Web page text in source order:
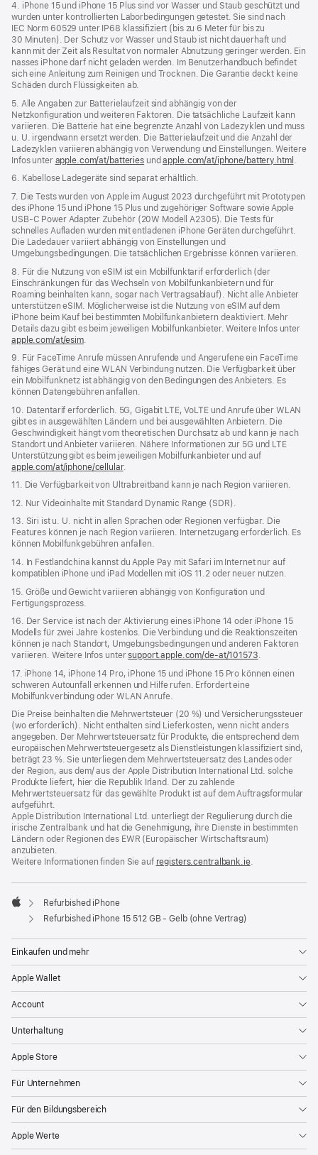
4. iPhone 15 und iPhone 15 Plus sind vor Wasser und Staub geschützt und
wurden unter kontrollierten Laborbedingungen getestet. Sie sind nach
IEC Norm 60529 unter IP68 klassifiziert (bis zu 6 Meter für bis zu
30 Minuten). Der Schutz vor Wasser und Staub ist nicht dauerhaft und
kann mit der Zeit als Resultat von normaler Abnutzung geringer werden. Ein
nasses iPhone darf nicht geladen werden. Im Benutzerhandbuch befindet
sich eine Anleitung zum Reinigen und Trocknen. Die Garantie deckt keine
Schäden durch Flüssigkeiten ab.
5. Alle Angaben zur Batterielaufzeit sind abhängig von der
Netzkonfiguration und weiteren Faktoren. Die tatsächliche Laufzeit kann
variieren. Die Batterie hat eine begrenzte Anzahl von Ladezyklen und muss
u. U. irgendwann ersetzt werden. Die Batterielaufzeit und die Anzahl der
Ladezyklen variieren abhängig von Verwendung und Einstellungen. Weitere
Infos unter apple.com/at/batteriesundapple.com/at/iphone/battery.html
6. Kabellose Ladegeräte sind separat erhältlich.
7. Die Tests wurden von Apple im August 2023 durchgeführt mit Prototypen
des iPhone 15 und iPhone 15 Plus und zugehöriger Software sowie Apple
USB‑C Power Adapter Zubehör (20W Modell A2305). Die Tests für
schnelles Aufladen wurden mit entladenen iPhone Geräten durchgeführt.
Die Ladedauer variiert abhängig von Einstellungen und
Umgebungsbedingungen. Die tatsächlichen Ergebnisse können variieren.
8. Für die Nutzung von eSIM ist ein Mobilfunktarif erforderlich (der
Einschränkungen für das Wechseln von Mobilfunkanbietern und für
Roaming beinhalten kann, sogar nach Vertragsablauf). Nicht alle Anbieter
unterstützen eSIM. Möglicherweise ist die Nutzung von eSIM auf dem
iPhone beim Kauf bei bestimmten Mobilfunkanbietern deaktiviert. Mehr
Details dazu gibt es beim jeweiligen Mobilfunkanbieter. Weitere Infos unter
apple.com/at/esim.
9. Für FaceTime Anrufe müssen Anrufende und Angerufene ein FaceTime
fähiges Gerät und eine WLAN Verbindung nutzen. Die Verfügbarkeit über
ein Mobilfunknetz ist abhängig von den Bedingungen des Anbieters. Es
können Datengebühren anfallen.
10. Datentarif erforderlich. 5G, Gigabit LTE, VoLTE und Anrufe über WLAN
gibt es in ausgewählten Ländern und bei ausgewählten Anbietern. Die
Geschwindigkeit hängt vom theoretischen Durchsatz ab und kann je nach
Standort und Anbieter variieren. Nähere Informationen zur 5G und LTE
Unterstützung gibt es beim jeweiligen Mobilfunkanbieter und auf
apple.com/at/iphone/cellular.
11. Die Verfügbarkeit von Ultrabreitband kann je nach Region variieren.
12. Nur Videoinhalte mit Standard Dynamic Range (SDR).
13. Siri ist u. U. nicht in allen Sprachen oder Regionen verfügbar. Die
Features können je nach Region variieren. Internetzugang erforderlich. Es
können Mobilfunkgebühren anfallen.
14. In Festlandchina kannst du Apple Pay mit Safari im Internet nur auf
kompatiblen iPhone und iPad Modellen mit iOS 11.2 oder neuer nutzen.
15. Größe und Gewicht variieren abhängig von Konfiguration und
Fertigungsprozess.
16. Der Service ist nach der Aktivierung eines iPhone 14 oder iPhone 15
Modells für zwei Jahre kostenlos. Die Verbindung und die Reaktionszeiten
können je nach Standort, Umgebungsbedingungen und anderen Faktoren
variieren. Weitere Infos untersupport.apple.com/de-at/101573.
17. iPhone 14, iPhone 14 Pro, iPhone 15 und iPhone 15 Pro können einen
schweren Autounfall erkennen und Hilfe rufen. Erfordert eine
Mobilfunkverbindung oder WLAN Anrufe.
Die Preise beinhalten die Mehrwertsteuer (20 %) und Versicherungssteuer
(wo erforderlich). Nicht enthalten sind Lieferkosten, wenn nicht anders
angegeben. Der Mehrwertsteuersatz für Produkte, die entsprechend dem
europäischen Mehrwertsteuergesetz als Dienstleistungen klassifiziert sind,
beträgt 23 %. Sie unterliegen dem Mehrwertsteuersatz des Landes oder
der Region, aus dem/ aus der Apple Distribution International Ltd. solche
Produkte liefert, hier die Republik Irland. Der zu zahlende
Mehrwertsteuersatz für das gewählte Produkt ist auf dem Auftragsformular
aufgeführt.
Apple Distribution International Ltd. unterliegt der Regulierung durch die
irische Zentralbank und hat die Genehmigung, ihre Dienste in bestimmten
Ländern oder Regionen des EWR (Europäischer Wirtschaftsraum)
anzubieten.
Weitere Informationen finden Sie auf registers.centralbank.ie(Öffnet
neues
.
Apple
Refurbished iPhone
Refurbished iPhone 15 512 GB - Gelb (ohne Vertrag)
Einkaufen und mehr
Apple Wallet
Account
Unterhaltung
Apple Store
Für Unternehmen
Für den Bildungsbereich
Apple Werte